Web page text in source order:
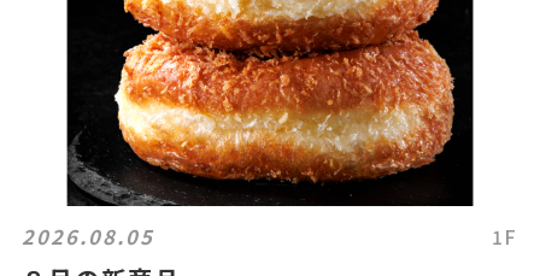
2026.08.05 1F